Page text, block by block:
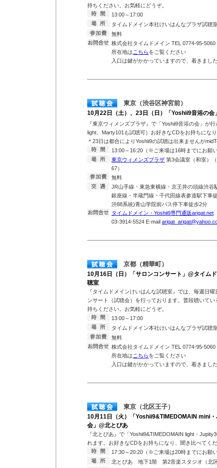
持ちください。お気軽にどうぞ。
13:00～17:00
タイムドメイン本社けいはんなプラザ試聴
無料
株式会社タイムドメイン TEL 0774-95-5060
所在地は こちらをご覧ください
入口は鍵がかかっていますので、着きまし
東京（渋谷区神宮前）
10月22日（土）、23日（日）「Yoshii9音浴の会
『東京ウィメンズプラザ』で「Yoshii9音浴の会」が
light、Marty101も試聴可）お好きなCDをお持ちにな
＊23日は都合によりYoshii9の試聴は出来ませんが
13:00～16:20（※ご来場は16時までにお願
東京ウィメンズプラザ 第3会議室（和室）
67）
無料
JR山手線・東急東横線・京王井の頭線渋谷
銀座線・半蔵門線・千代田線表参道駅下車
渋88系統)青山学院前バス停下車徒歩2分
タイムドメイン・Yoshii9専門通販arigat.net
03-3914-5524 E-mail
京都（精華町）
10月16日（日）「サロンコンサート」@タイム
聴室
『タイムドメインけいはんな試聴室』では、毎週日
ンサート（試聴会）を行っております。普段聴いて
持ちください。お気軽にどうぞ。
13:00～17:00
タイムドメイン本社けいはんなプラザ試聴
無料
株式会社タイムドメイン TEL 0774-95-5060
所在地は こちらをご覧ください
入口は鍵がかかっていますので、着きまし
東京（北区王子）
10月11日（火）「Yoshii9&TIMEDOMAIN mini
会」@北とぴあ
『北とぴあ』で「Yoshii9&TIMEDOMAIN light・
れます。お好きなCDをお持ちになり、聞き比べてく
17:30～20:20（※ご来場は20時までにお願
北とぴあ 地下1階 第2音楽スタジオ（北